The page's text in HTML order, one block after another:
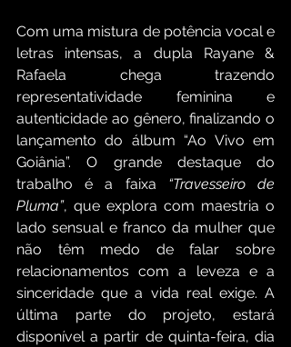
Com uma mistura de potência vocal e
letras intensas, a dupla Rayane &
Rafaela chega trazendo
representatividade feminina e
autenticidade ao gênero, finalizando o
lançamento do álbum “Ao Vivo em
Goiânia”. O grande destaque do
trabalho é a faixa “Travesseiro de
Pluma”, que explora com maestria o
lado sensual e franco da mulher que
não têm medo de falar sobre
relacionamentos com a leveza e a
sinceridade que a vida real exige. A
última parte do projeto, estará
disponível a partir de quinta-feira, dia